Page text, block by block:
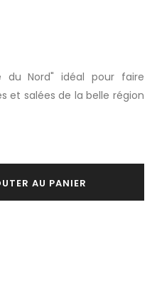
du Nord" idéal pour faire
et salées de la belle région
AU PANIER